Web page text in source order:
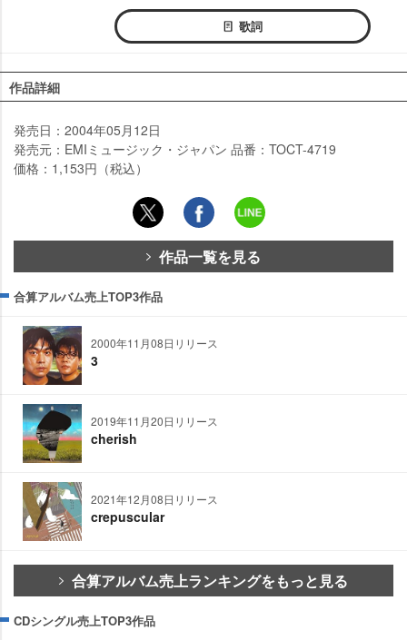
歌詞
作品詳細
発売日：2004年05月12日
発売元：EMIミュージック・ジャパン 品番：TOCT-4719
価格：1,153円（税込）
作品一覧を見る
合算アルバム売上TOP3作品
2000年11月08日リリース
3
2019年11月20日リリース
cherish
2021年12月08日リリース
crepuscular
合算アルバム売上ランキングをもっと見る
CDシングル売上TOP3作品